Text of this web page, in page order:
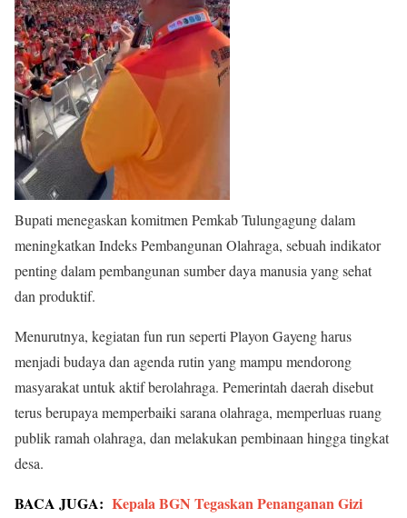
Bupati menegaskan komitmen Pemkab Tulungagung dalam
meningkatkan Indeks Pembangunan Olahraga, sebuah indikator
penting dalam pembangunan sumber daya manusia yang sehat
dan produktif.
Menurutnya, kegiatan fun run seperti Playon Gayeng harus
menjadi budaya dan agenda rutin yang mampu mendorong
masyarakat untuk aktif berolahraga. Pemerintah daerah disebut
terus berupaya memperbaiki sarana olahraga, memperluas ruang
publik ramah olahraga, dan melakukan pembinaan hingga tingkat
desa.
BACA JUGA: Kepala BGN Tegaskan Penanganan Gizi